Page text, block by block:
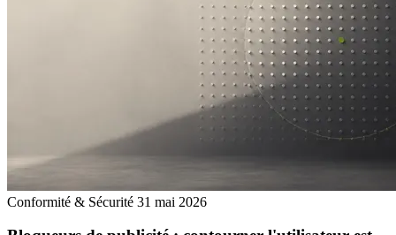
Conformité & Sécurité 31 mai 2026